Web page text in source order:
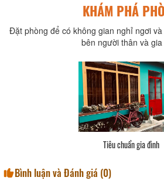
KHÁM PHÁ
Đặt phòng để có không gian nghỉ ngơi
bên người thân và
Tiêu chuẩn gia đình
Bình luận và Đánh giá (0)